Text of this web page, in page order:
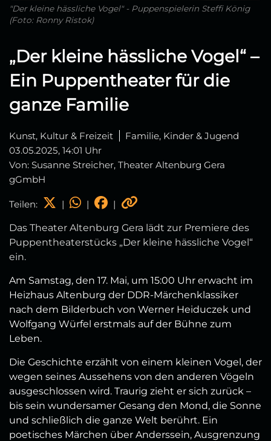
"Der kleine hässliche Vogel" - Puppenspielerin Steffi König
(Foto: Ronny Ristok)
„Der kleine hässliche Vogel“ –
Ein Puppentheater für die
ganze Familie
Kunst, Kultur & Freizeit
Familie, Kinder & Jugend
03.05.2025, 14:01 Uhr
Von: Susanne Streicher, Theater Altenburg Gera
gGmbH
Teilen: | | |
Das Theater Altenburg Gera lädt zur Premiere des
Puppentheaterstücks „Der kleine hässliche Vogel“
ein.
Am Samstag, den 17. Mai, um 15:00 Uhr erwacht im
Heizhaus Altenburg der DDR-Märchenklassiker
nach dem Bilderbuch von Werner Heiduczek und
Wolfgang Würfel erstmals auf der Bühne zum
Leben.
Die Geschichte erzählt von einem kleinen Vogel, der
wegen seines Aussehens von den anderen Vögeln
ausgeschlossen wird. Traurig zieht er sich zurück –
bis sein wundersamer Gesang den Mond, die Sonne
und schließlich die ganze Welt berührt. Ein
poetisches Märchen über Anderssein, Ausgrenzung